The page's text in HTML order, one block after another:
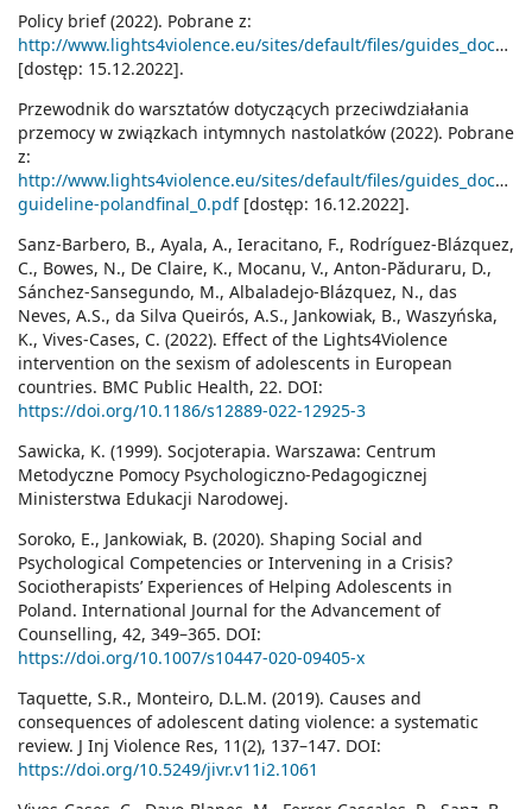
Policy brief (2022). Pobrane z:
http://www.lights4violence.eu/sites/default/files/guides_docs/d4.7_policy_brief.pdf
[dostęp: 15.12.2022].
Przewodnik do warsztatów dotyczących przeciwdziałania
przemocy w związkach intymnych nastolatków (2022). Pobrane
z:
http://www.lights4violence.eu/sites/default/files/guides_docs/
guideline-polandfinal_0.pdf[dostęp: 16.12.2022].
Sanz-Barbero, B., Ayala, A., Ieracitano, F., Rodríguez-Blázquez,
C., Bowes, N., De Claire, K., Mocanu, V., Anton-Păduraru, D.,
Sánchez-Sansegundo, M., Albaladejo-Blázquez, N., das
Neves, A.S., da Silva Queirós, A.S., Jankowiak, B., Waszyńska,
K., Vives‐Cases, C. (2022). Effect of the Lights4Violence
intervention on the sexism of adolescents in European
countries. BMC Public Health, 22. DOI:
https://doi.org/10.1186/s12889-022-12925-3
Sawicka, K. (1999). Socjoterapia. Warszawa: Centrum
Metodyczne Pomocy Psychologiczno-Pedagogicznej
Ministerstwa Edukacji Narodowej.
Soroko, E., Jankowiak, B. (2020). Shaping Social and
Psychological Competencies or Intervening in a Crisis?
Sociotherapists’ Experiences of Helping Adolescents in
Poland. International Journal for the Advancement of
Counselling, 42, 349–365. DOI:
https://doi.org/10.1007/s10447-020-09405-x
Taquette, S.R., Monteiro, D.L.M. (2019). Causes and
consequences of adolescent dating violence: a systematic
review. J Inj Violence Res, 11(2), 137–147. DOI:
https://doi.org/10.5249/jivr.v11i2.1061